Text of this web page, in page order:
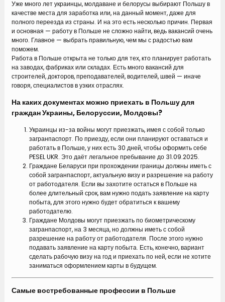
Уже много лет украинцы, молдаване и белорусы выбирают Польшу в
качестве места для заработка или, на данный момент, даже для
полного переезда из страны. И на это есть несколько причин. Первая
и основная — работу в Польше не сложно найти, ведь вакансий очень
много. Главное — выбрать правильную, чем мы с радостью вам
поможем.
Работа в Польше открыта не только для тех, кто планирует работать
на заводах, фабриках или складах. Есть много вакансий для
строителей, докторов, преподавателей, водителей, швей — иначе
говоря, специалистов в узких отраслях.
На каких документах можно приехать в Польшу для
граждан Украины, Белоруссии, Молдовы?
Украинцы из-за войны могут приезжать, имея с собой только
загранпаспорт. По приезду, если они планируют оставаться и
работать в Польше, у них есть 30 дней, чтобы оформить себе
PESEL UKR. Это даёт легальное пребывание до 31.09.2025.
Граждане Беларуси при прохождении границы должны иметь с
собой загранпаспорт, актуальную визу и разрешение на работу
от работодателя. Если вы захотите остаться в Польше на
более длительный срок, вам нужно подать заявление на карту
побыта, для этого нужно будет обратиться к вашему
работодателю.
Граждане Молдовы могут приезжать по биометрическому
загранпаспорт, на 3 месяца, но должны иметь с собой
разрешение на работу от работодателя. После этого нужно
подавать заявление на карту побыта. Есть, конечно, вариант
сделать рабочую визу на год и приехать по ней, если не хотите
заниматься оформлением карты в будущем.
Самые востребованные профессии в Польше